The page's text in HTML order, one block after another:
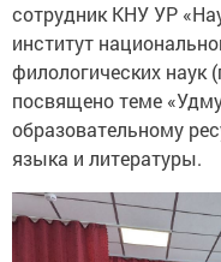
сотрудник КНУ УР
институт
филологических наук
посвящено теме
образовательному
языка и литературы.